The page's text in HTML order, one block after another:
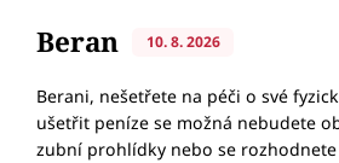
Beran 10. 8. 2026
Berani, nešetřete na péči o své
ušetřit peníze se možná nebudete
zubní prohlídky nebo se